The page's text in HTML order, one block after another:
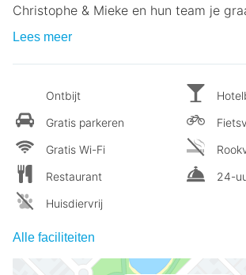
Christophe & Mieke en hun team je
Lees meer
Ontbijt
Gratis parkeren
Gratis Wi-Fi
Restaurant
Huisdiervrij
24-
Alle faciliteiten